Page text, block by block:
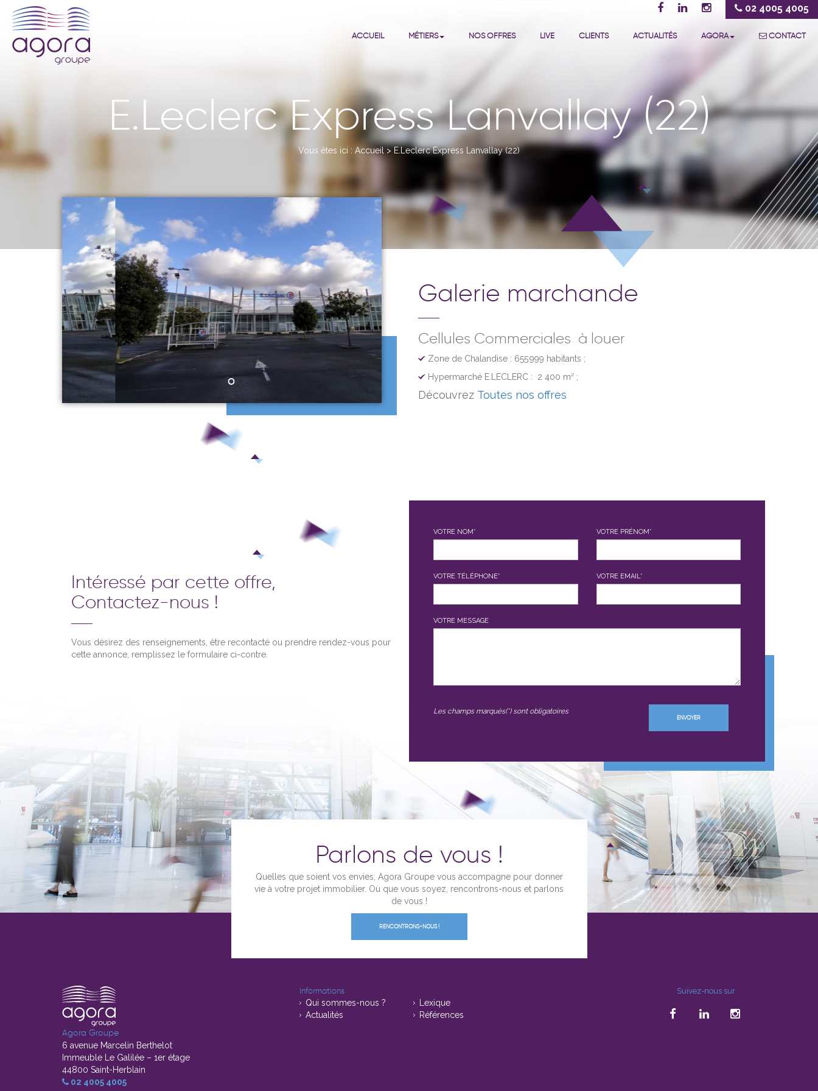
02 4005 4005
ACCUEIL MÉTIERS NOS OFFRES LIVE CLIENTS ACTUALITÉS AGORA CONTACT
E.Leclerc Express Lanvallay (22)
Vous êtes ici : Accueil > E.Leclerc Express Lanvallay (22)
Galerie marchande
Cellules Commerciales à louer
Zone de Chalandise : 655 999 habitants ;
Hypermarché E.LECLERC : 2 400 m² ;
Découvrez Toutes nos offres
Intéressé par cette offre,
Contactez-nous !
Vous désirez des renseignements, être recontacté ou prendre rendez-vous pour
cette annonce, remplissez le formulaire ci-contre.
VOTRE NOM* VOTRE PRÉNOM*
VOTRE TÉLÉPHONE* VOTRE EMAIL*
VOTRE MESSAGE
Les champs marqués(*) sont obligatoires
Parlons de vous !
Quelles que soient vos envies, Agora Groupe vous accompagne pour donner
vie à votre projet immobilier. Où que vous soyez, rencontrons-nous et parlons
de vous !
RENCONTRONS-NOUS !
Agora Groupe
6 avenue Marcelin Berthelot
Immeuble Le Galilée – 1er étage
44800 Saint-Herblain
02 4005 4005
Informations
Qui sommes-nous ?
Actualités
Lexique
Références
Suivez-nous sur